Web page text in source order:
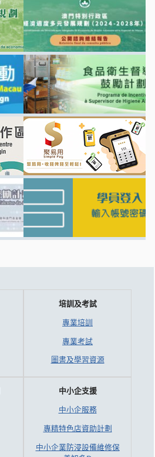
培訓及考試
專業培訓
專業考試
圖書及學習資源
中小企支援
中小企服務
專精特色店資助計劃
中小企業防浸設備維修保